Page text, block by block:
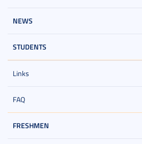
NEWS
STUDENTS
Links
FAQ
FRESHMEN